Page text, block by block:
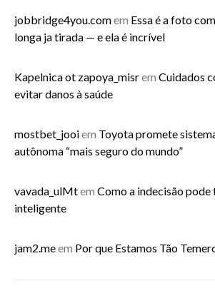
jobbridge4you.comem Essa é a foto
longa ja tirada — e ela é incrível
Kapelnica ot zapoya_misrem Cuidados
evitar danos à saúde
mostbet_jooiem Toyota promete
autônoma “mais seguro do mundo”
vavada_ulMtem Como a indecisão pode
inteligente
jam2.meem Por que Estamos Tão